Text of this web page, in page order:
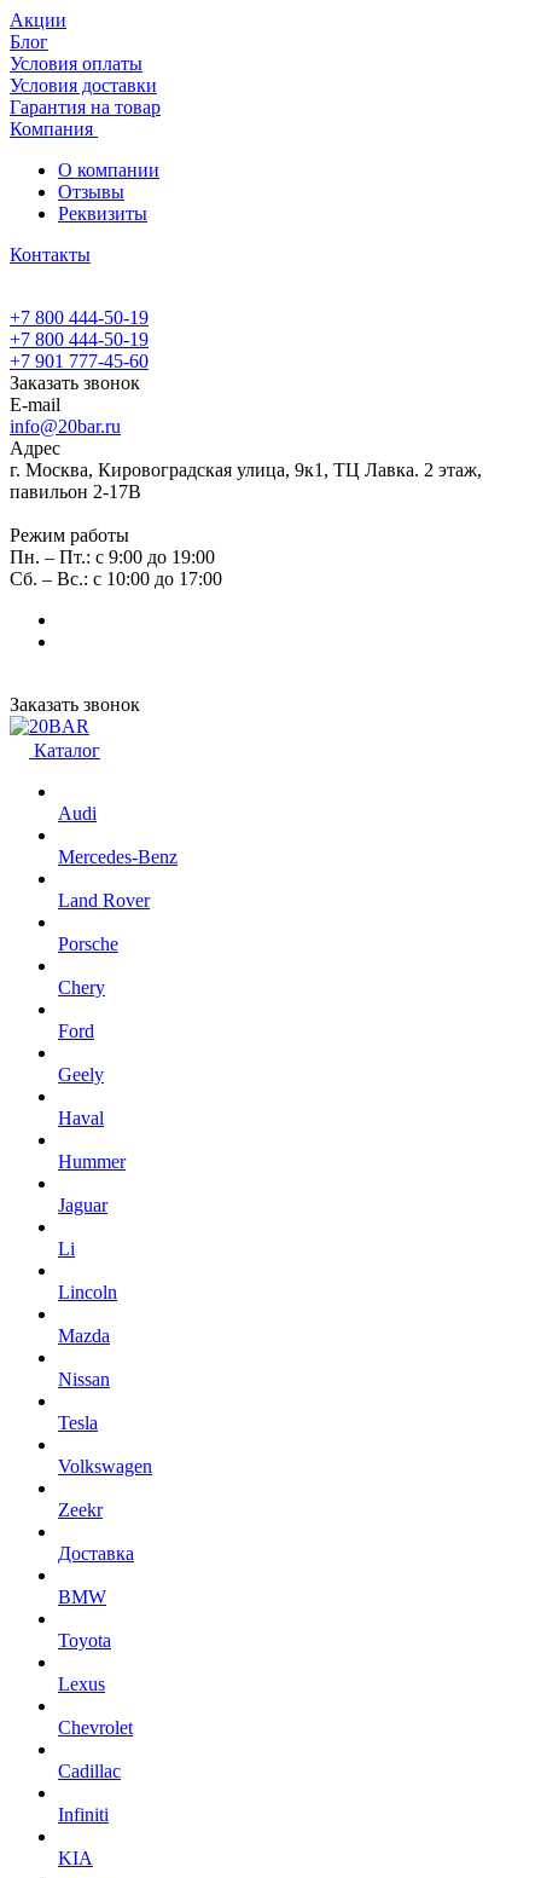
Акции
Блог
Условия оплаты
Условия доставки
Гарантия на товар
Компания
О компании
Отзывы
Реквизиты
Контакты
+7 800 444-50-19
+7 800 444-50-19
+7 901 777-45-60
Заказать звонок
E-mail
info@20bar.ru
Адрес
г. Москва, Кировоградская улица, 9к1, ТЦ Лавка. 2 этаж,
павильон 2-17В
Режим работы
Пн. – Пт.: с 9:00 до 19:00
Сб. – Вс.: с 10:00 до 17:00
Заказать звонок
Каталог
Audi
Mercedes-Benz
Land Rover
Porsche
Chery
Ford
Geely
Haval
Hummer
Jaguar
Li
Lincoln
Mazda
Nissan
Tesla
Volkswagen
Zeekr
Доставка
BMW
Toyota
Lexus
Chevrolet
Cadillac
Infiniti
KIA